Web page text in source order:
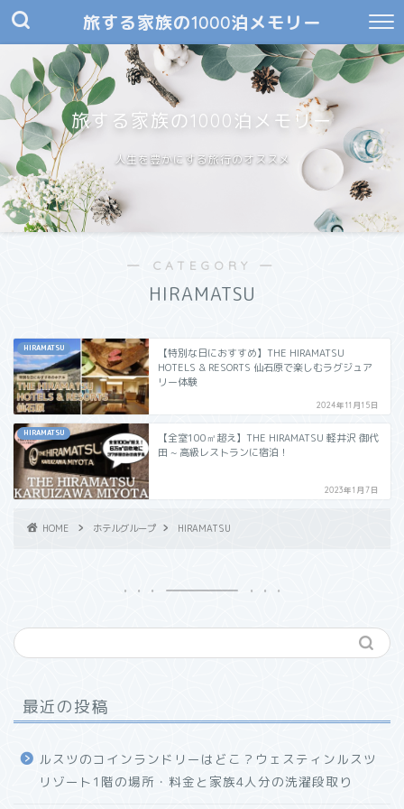
旅する家族の1000泊メモリー
旅する家族の1000泊メモリー
人生を豊かにする旅行のオススメ
― CATEGORY ―
HIRAMATSU
HIRAMATSU
【特別な日におすすめ】THE HIRAMATSU
HOTELS & RESORTS 仙石原で楽しむラグジュア
リー体験
2024年11月15日
HIRAMATSU
【全室100㎡超え】THE HIRAMATSU 軽井沢 御代
田 ~ 高級レストランに宿泊！
2023年1月7日
HOME ホテルグループ HIRAMATSU
最近の投稿
ルスツのコインランドリーはどこ？ウェスティンルスツ
リゾート1階の場所・料金と家族4人分の洗濯段取り